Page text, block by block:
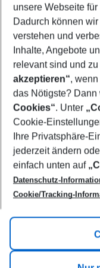
07/08/26–05/
Who will travel
2 adults No
Footer
Footer navigation
Title A
Link A
unsere Webseite
Dadurch können
verstehen und
Inhalte, Angebote
relevant sind und
akzeptieren“,
das Nötigste?
Cookies“. Unter
Cookie-
Ihre Privatsphäre-
jederzeit ändern
einfach unten auf
Datenschutz-
Cookie/Tracking-